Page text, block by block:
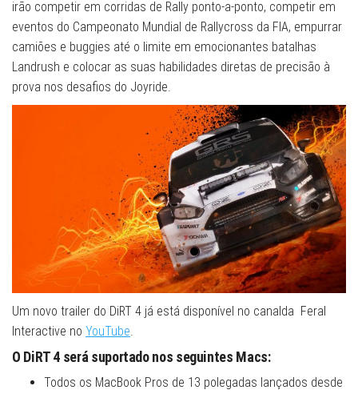
irão competir em corridas de Rally ponto-a-ponto, competir em
eventos do Campeonato Mundial de Rallycross da FIA, empurrar
camiões e buggies até o limite em emocionantes batalhas
Landrush e colocar as suas habilidades diretas de precisão à
prova nos desafios do Joyride.
Um novo trailer do DiRT 4 já está disponível no canalda Feral
Interactive no YouTube.
O DiRT 4 será suportado nos seguintes Macs:
Todos os MacBook Pros de 13 polegadas lançados desde